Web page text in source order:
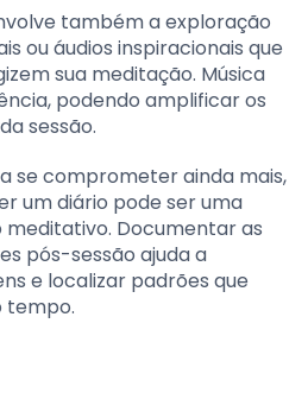
também a exploração
ou áudios inspiracionais que
sua meditação. Música
podendo amplificar os
sessão.
se comprometer ainda mais,
um diário pode ser uma
Documentar as
pós-sessão ajuda a
e localizar padrões que
tempo.